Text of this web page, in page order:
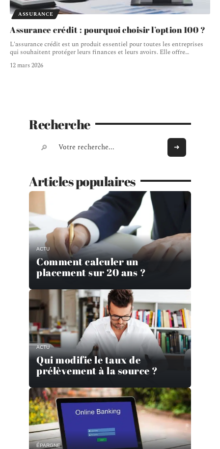
ASSURANCE
Assurance crédit : pourquoi choisir l’option 100 ?
L'assurance crédit est un produit essentiel pour toutes les entreprises
qui souhaitent protéger leurs finances et leurs avoirs. Elle offre…
12 mars 2026
Recherche
Articles populaires
ACTU
Comment calculer un
placement sur 20 ans ?
ACTU
Qui modifie le taux de
prélèvement à la source ?
ÉPARGNE